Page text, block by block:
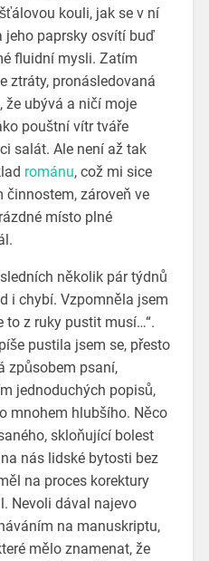
kouli, jak se v ní
jeho paprsky osvítí buď
fluidní mysli. Zatím
ztráty, pronásledovaná
že ubývá a ničí moje
pouštní vítr tváře
salát. Ale není až tak
románu, což mi sice
zároveň ve
místo plné
několik pár týdnů
i chybí. Vzpomněla jsem
to z ruky pustit musí…“.
pustila jsem se, přesto
způsobem psaní,
jednoduchých popisů,
mnohem hlubšího. Něco
skloňující bolest
nás lidské bytosti bez
na proces korektury
Nevoli dával najevo
na manuskriptu,
mělo znamenat, že